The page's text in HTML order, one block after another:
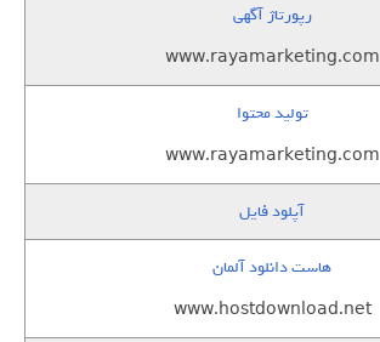
رپورتاژ آگهی
www.rayamarketing.com
تولید محتوا
www.rayamarketing.com
آپلود فایل
هاست دانلود آلمان
www.hostdownload.net